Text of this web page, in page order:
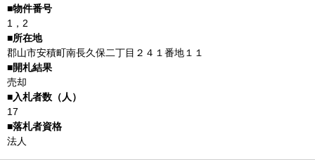
1，2
郡山市安積町南長久保二丁目２４１番地１１
売却
17
法人